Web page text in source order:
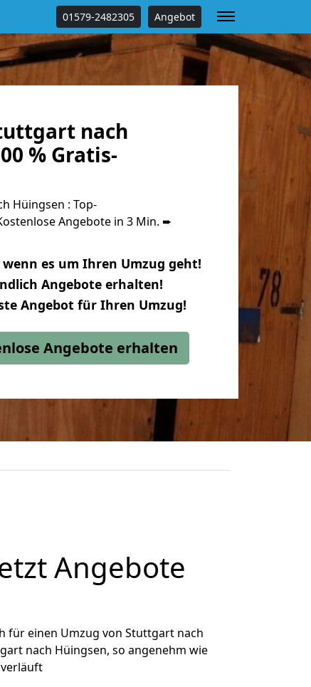
01579-2482305 Angebot
nach
% Gratis-
Hüingsen : Top-
Angebote in 3 Min. ➨
es um Ihren Umzug geht!
Angebote erhalten!
Angebot für Ihren Umzug!
Angebote erhalten
Angebote
für einen Umzug von Stuttgart nach
nach Hüingsen, so angenehm wie